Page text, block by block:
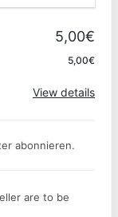
5,00€
5,00€
View details
abonnieren.
are to be